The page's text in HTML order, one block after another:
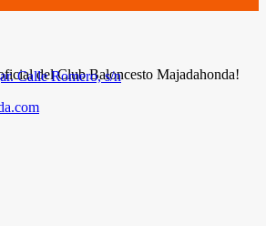
del Club Baloncesto Majadahonda!
Calle Romero, s/n